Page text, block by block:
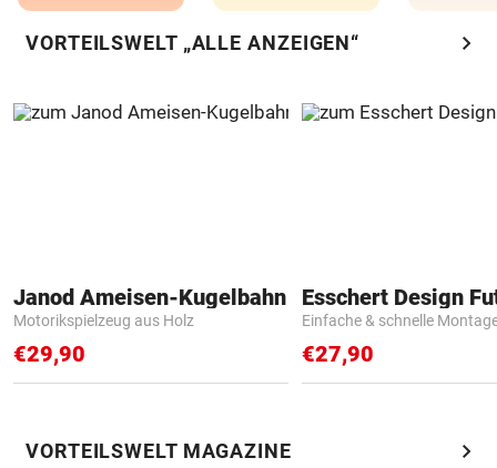
VORTEILSWELT „ALLE ANZEIGEN“ chevron_right
Janod Ameisen-Kugelbahn
Motorikspielzeug aus Holz
€29,90
Einfache & schnelle
€27,90
VORTEILSWELT MAGAZINE chevron_right